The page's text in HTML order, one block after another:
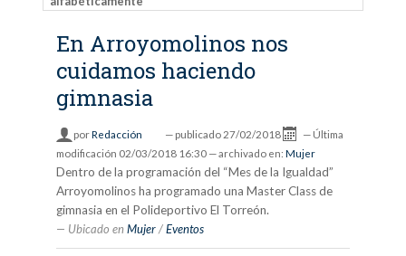
En Arroyomolinos nos
cuidamos haciendo
gimnasia
porRedacción — publicado 27/02/2018 — Última
modificación 02/03/2018 16:30 — archivado en: Mujer
Dentro de la programación del “Mes de la Igualdad”
Arroyomolinos ha programado una Master Class de
gimnasia en el Polideportivo El Torreón.
Ubicado en Mujer /Eventos